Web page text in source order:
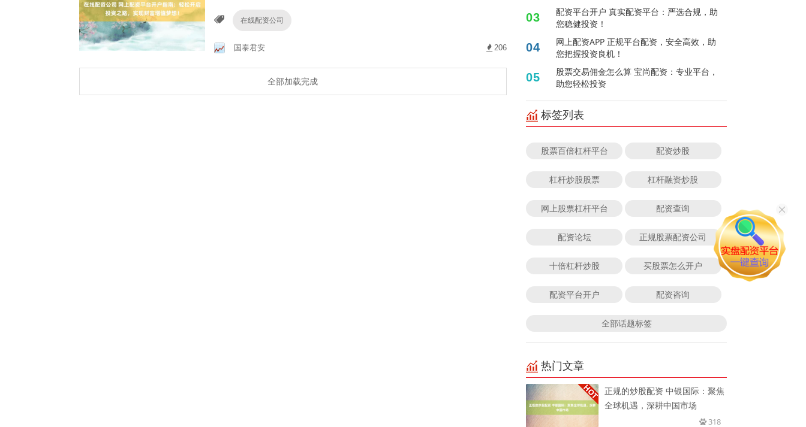
在线配资公司
国泰君安 206
全部加载完成
03
配资平台开户 真实配资平台：严选合规，助
您稳健投资！
04
网上配资APP 正规平台配资，安全高效，助
您把握投资良机！
05
股票交易佣金怎么算 宝尚配资：专业平台，
助您轻松投资
标签列表
股票百倍杠杆平台 配资炒股
杠杆炒股股票 杠杆融资炒股
网上股票杠杆平台 配资查询
配资论坛 正规股票配资公司
十倍杠杆炒股 买股票怎么开户
配资平台开户 配资咨询
全部话题标签
热门文章
正规的炒股配资 中银国际：聚焦
全球机遇，深耕中国市场
318